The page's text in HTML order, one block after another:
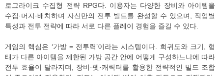
로그라이크 수집형 전략 RPG다. 이용자는 다양한 장비와 아이템을
수집·머지·배치하며 자신만의 전투 빌드를 완성할 수 있으며, 직업별
특성과 전투 전략에 따라 서로 다른 플레이 경험을 즐길 수 있다.
게임의 핵심은 ‘가방 = 전투력’이라는 시스템이다. 희귀도와 크기, 형
태가 다른 아이템을 제한된 가방 공간 안에 어떻게 구성하느냐에 따라
전투 효율이 달라지며, 장비·펫·캐릭터를 활용한 전략적인 빌드 조합